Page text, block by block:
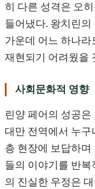
히 다른 성격은 오
들어냈다. 왕치린
가운데 어느 하나라
재현되기 어려웠을
사회문화적 영향
린양 페어의 성공
대만 전역에서 누구
층 현장에 보답하며
들의 이야기를 반복
의 진실한 우정은